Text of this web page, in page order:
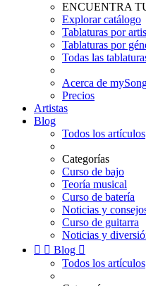
ENCUENTRA
Explorar catálogo
Tablaturas por
Tablaturas por
Todas las
Acerca de
Precios
Artistas
Blog
Todos los artículos
Categorías
Curso de bajo
Teoría musical
Curso de batería
Noticias y
Curso de guitarra
Noticias y
  Blog 
Todos los artículos